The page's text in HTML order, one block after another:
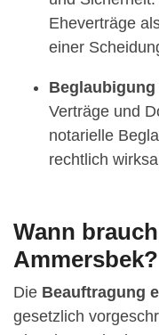
Eheverträge
einer
Verträge und
notarielle
rechtlich
Wann
Ammersbek?
Die Beauftragung
gesetzlich